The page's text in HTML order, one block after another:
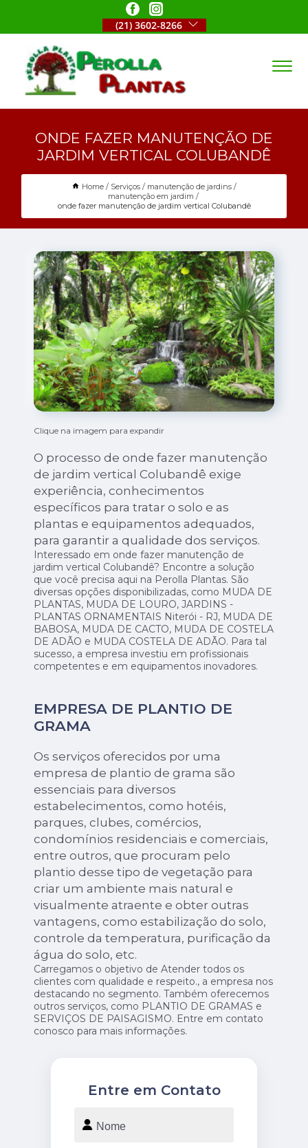
(21) 3602-8266
ONDE FAZER MANUTENÇÃO DE
JARDIM VERTICAL COLUBANDÊ
Home Serviços
manutenção de jardins
manutenção em jardim
onde fazer manutenção de jardim vertical Colubandê
Clique na imagem para expandir
O processo de onde fazer manutenção
de jardim vertical Colubandê exige
experiência, conhecimentos
específicos para tratar o solo e as
plantas e equipamentos adequados,
para garantir a qualidade dos serviços.
Interessado em onde fazer manutenção de
jardim vertical Colubandê? Encontre a solução
que você precisa aqui na Perolla Plantas. São
diversas opções disponibilizadas, como MUDA DE
PLANTAS, MUDA DE LOURO, JARDINS -
PLANTAS ORNAMENTAIS Niterói - RJ, MUDA DE
BABOSA, MUDA DE CACTO, MUDA DE COSTELA
DE ADÃO e MUDA COSTELA DE ADÃO. Para tal
sucesso, a empresa investiu em profissionais
competentes e em equipamentos inovadores.
EMPRESA DE PLANTIO DE
GRAMA
Os serviços oferecidos por uma
empresa de plantio de grama são
essenciais para diversos
estabelecimentos, como hotéis,
parques, clubes, comércios,
condomínios residenciais e comerciais,
entre outros, que procuram pelo
plantio desse tipo de vegetação para
criar um ambiente mais natural e
visualmente atraente e obter outras
vantagens, como estabilização do solo,
controle da temperatura, purificação da
água do solo, etc.
Carregamos o objetivo de Atender todos os
clientes com qualidade e respeito., a empresa nos
destacando no segmento. Também oferecemos
outros serviços, como PLANTIO DE GRAMAS e
SERVIÇOS DE PAISAGISMO. Entre em contato
conosco para mais informações.
Entre em Contato